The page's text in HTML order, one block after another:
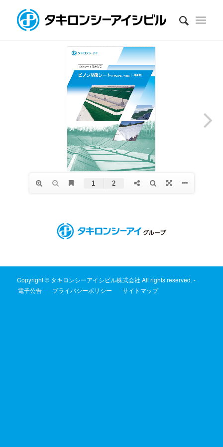
Copyright © タキロンシーアイシビル株式会社 All rights reserved. -
電子公告
プライバシーポリシー サイトマップ